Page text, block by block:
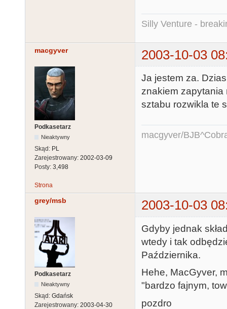
Silly Venture -
macgyver 2003-10-03
Podkasetarz
Nieaktywny
Skąd: PL
Zarejestrowany: 2002-03-09
Posty: 3,498
Ja jestem za.
znakiem zapytania
sztabu rozwikla te
macgyver/
Strona
grey/msb 2003-10-03
Podkasetarz
Nieaktywny
Skąd: Gdańsk
Zarejestrowany: 2003-04-30
Gdyby jednak
wtedy i tak
Października.
Hehe, MacGyver,
"bardzo fajnym,
pozdro